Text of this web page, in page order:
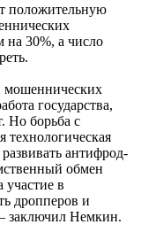
положительную
на 30%, а число
мошеннических
государства,
Но борьба с
антифрод-
обмен
участие в
дропперов и
заключил Немкин.